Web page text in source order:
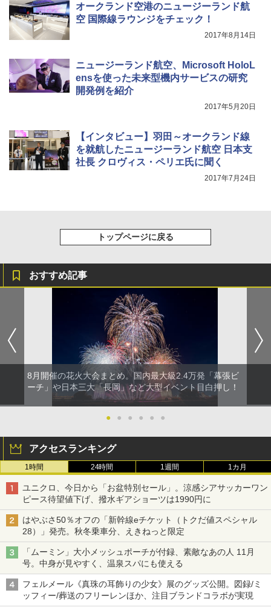
￥-
￥1,180
オークランド空港のニュージーランド航
空 国際線ラウンジをチェック！
2017年8月14日
ニュージーランド航空、Microsoft HoloL
ensを使った未来型機内サービスの研究
開発例を紹介
2017年5月20日
【インタビュー】羽田～オークランド線
を就航したニュージーランド航空 日本支
社長 クロヴィス・ペリエ氏に聞く
2017年7月24日
トップページに戻る
おすすめ記事
8月開催の花火大会まとめ。国内最大級2.4万発「幕張ビ
ーチ」や日本三大「長岡」など大型イベント目白押し！
● ● ● ● ● ●
アクセスランキング
1時間 24時間 1週間 1カ月
ユニクロ、今日から「お盆特別セール」。涼感シアサッカーワン
ピース待望値下げ、撥水ギアショーツは1990円に
はやぶさ50％オフの「新幹線eチケット（トクだ値スペシャル
28）」発売。秋冬乗車分、えきねっと限定
「ムーミン」大小メッシュポーチが付録、素敵なあの人 11月
号。中身が見やすく、温泉スパにも使える
フェルメール《真珠の耳飾りの少女》展のグッズ公開。図録/ミ
ッフィー/葬送のフリーレンほか、注目ブランドコラボが実現